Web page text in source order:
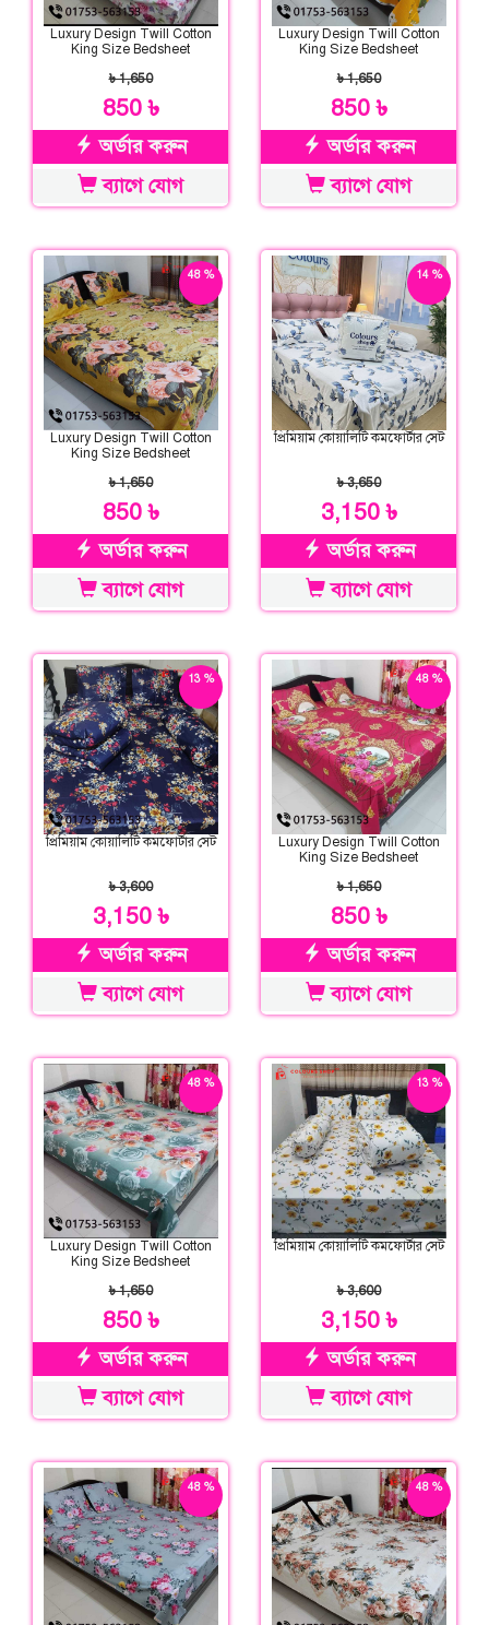
Luxury Design Twill Cotton
King Size Bedsheet
৳ 1,650
850 ৳
অর্ডার করুন
ব্যাগে যোগ
Luxury Design Twill Cotton
King Size Bedsheet
৳ 1,650
850 ৳
অর্ডার করুন
ব্যাগে যোগ
48 %
Luxury Design Twill Cotton
King Size Bedsheet
৳ 1,650
850 ৳
অর্ডার করুন
ব্যাগে যোগ
14 %
প্রিমিয়াম কোয়ালিটি কমফোর্টার সেট
৳ 3,650
3,150 ৳
অর্ডার করুন
ব্যাগে যোগ
13 %
প্রিমিয়াম কোয়ালিটি কমফোর্টার সেট
৳ 3,600
3,150 ৳
অর্ডার করুন
ব্যাগে যোগ
48 %
Luxury Design Twill Cotton
King Size Bedsheet
৳ 1,650
850 ৳
অর্ডার করুন
ব্যাগে যোগ
48 %
Luxury Design Twill Cotton
King Size Bedsheet
৳ 1,650
850 ৳
অর্ডার করুন
ব্যাগে যোগ
13 %
প্রিমিয়াম কোয়ালিটি কমফোর্টার সেট
৳ 3,600
3,150 ৳
অর্ডার করুন
ব্যাগে যোগ
48 %
48 %